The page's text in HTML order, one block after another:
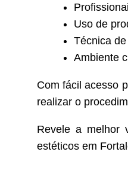
Uso de
Técnica
Ambiente
Com fácil acesso
realizar o
Revele a melhor
estéticos em